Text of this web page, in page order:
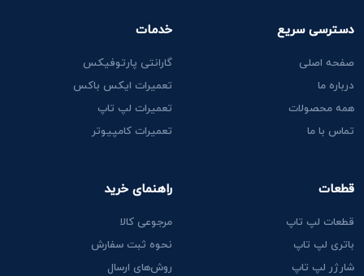
دسترسی سریع
صفحه اصلی
درباره ما
همه محصولات
تماس با ما
قطعات
قطعات لپ تاپ
باتری لپ تاپ
شارژر لپ تاپ
خدمات
گارانتی پارتوفیکس
تعمیرات ایکس باکس
تعمیرات لپ تاپ
تعمیرات کامپیوتر
راهنمای خرید
مرجوعی کالا
نحوه ثبت سفارش
روش‌های ارسال